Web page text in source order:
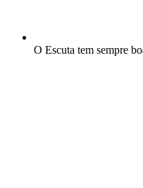
O Escuta tem sempre